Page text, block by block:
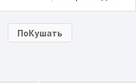
ПоКушать